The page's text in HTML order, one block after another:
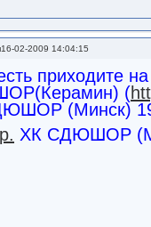
16-02-2009 14:04:15
приходите
(
(Минск)
ХК СДЮШОР